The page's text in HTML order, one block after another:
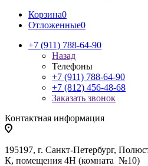
Корзина0
Отложенные0
+7 (911) 788-64-90
Назад
Телефоны
+7 (911) 788-64-90
+7 (812) 456-48-68
Заказать звонок
Контактная информация
195197, г. Санкт-Петербург,
К, помещения 4Н (комната №10)